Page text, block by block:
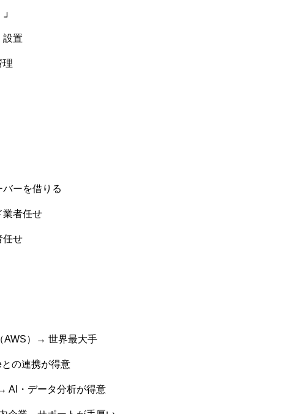
置
ーを借りる
者任せ
せ
）→ 世界最大手
の連携が得意
・データ分析が得意